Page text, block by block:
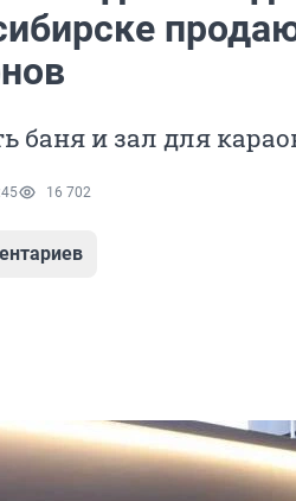
баня и зал для
16 702